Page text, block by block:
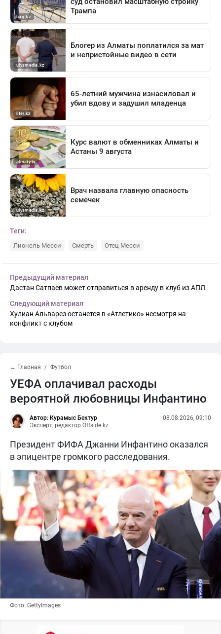
Теги:
Лионель Месси Смерть Отец Месси
Предыдущий материал
Дастан Сатпаев может отправиться в аренду в клуб из АПЛ
Следующий материал
Хулиан Альварез останется в «Атлетико» несмотря на
конфликт с клубом
← Главная Футбол
УЕФА оплачивал расходы
вероятной любовницы Инфантино
Автор: Курамыс Бектур
Эксперт, редактор Offside.kz
08.08.2026, 09:10
Президент ФИФА Джанни Инфантино оказался
в эпицентре громкого расследования.
Фото: GettyImages